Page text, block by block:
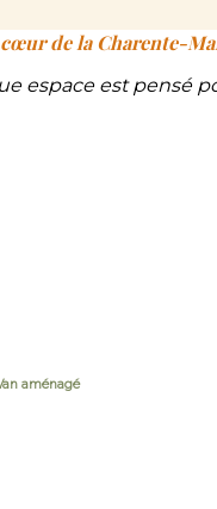
cœur de la Charente-
espace est pensé
aménagé